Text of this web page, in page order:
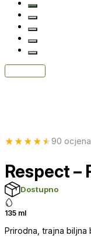
★★★★★90 ocjena
Respect –
Dostupno
135 ml
Prirodna, trajna